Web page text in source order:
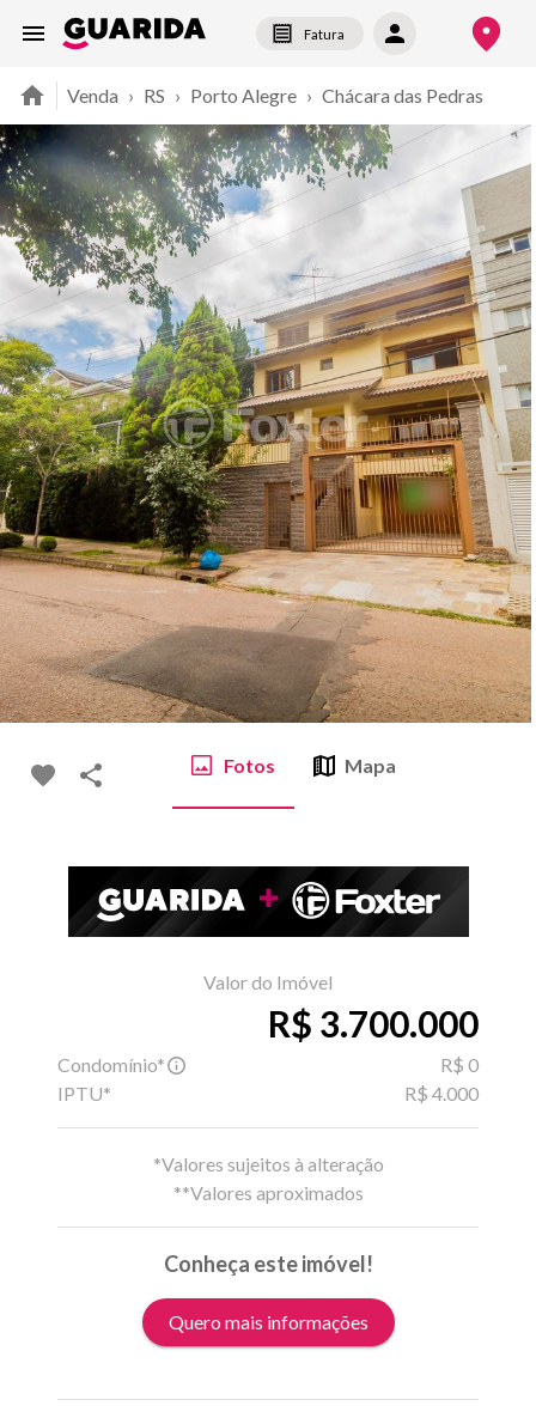
Fatura
Venda › RS › Porto Alegre › Chácara das Pedras
Fotos Mapa
Valor do Imóvel
R$ 3.700.000
Condomínio*
R$ 0
IPTU*
R$ 4.000
*Valores sujeitos à alteração
**Valores aproximados
Conheça este imóvel!
Quero mais informações